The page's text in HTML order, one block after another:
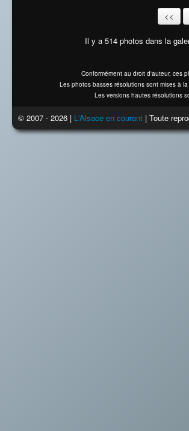
<<
Il y a 514 photos dans la
Conformément au droit d'auteur, ces
Les photos basses résolutions sont mises à
Les versions hautes résolutions
© 2007 - 2026 | L'Alsace en courant | Toute